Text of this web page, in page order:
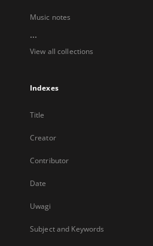
Music notes
...
View all collections
Indexes
Title
Creator
Contributor
Date
Uwagi
Subject and Keywords